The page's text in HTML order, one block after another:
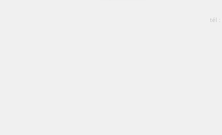
tél :